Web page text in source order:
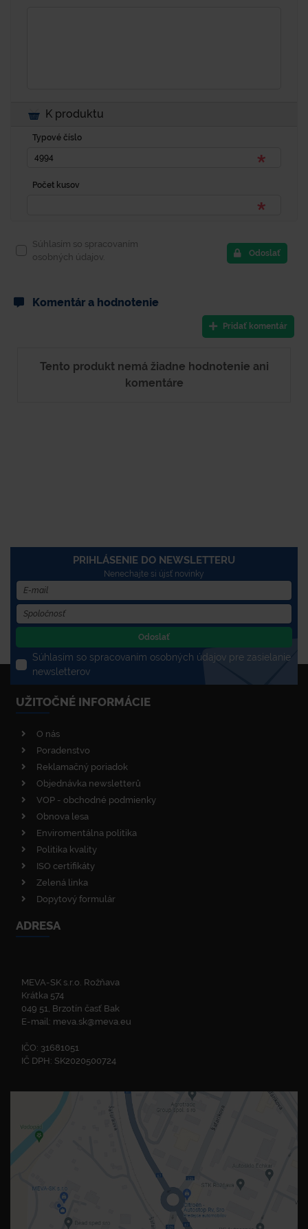
K produktu
Typové číslo
Počet kusov
Súhlasím so spracovaním
osobných údajov.
Odoslať
Komentár a hodnotenie
Pridať komentár
Tento produkt nemá žiadne hodnotenie ani
komentáre
PRIHLÁSENIE DO NEWSLETTERU
Nenechajte si újsť novinky
Odoslať
Súhlasím so spracovaním osobných údajov pre zasielanie
newsletterov
UŽITOČNÉ INFORMÁCIE
O nás
Poradenstvo
Reklamačný poriadok
Objednávka newsletterů
VOP - obchodné podmienky
Obnova lesa
Enviromentálna politika
Politika kvality
ISO certifikáty
Zelená linka
Dopytový formulár
ADRESA
MEVA-SK s.r.o. Rožňava
Krátka 574
049 51, Brzotín časť Bak
E-mail: meva.sk@meva.eu
IČO: 31681051
IČ DPH: SK2020500724